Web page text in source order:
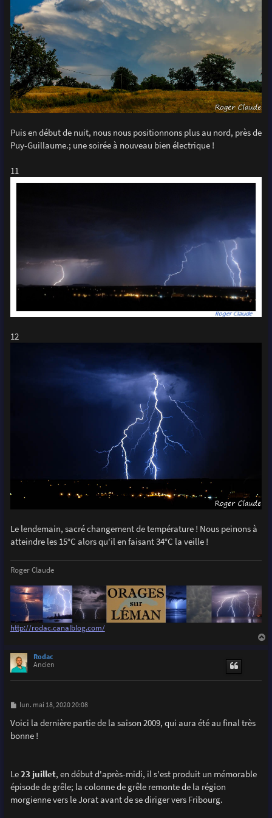
Puis en début de nuit, nous nous positionnons plus au nord, près de
Puy-Guillaume.; une soirée à nouveau bien électrique !
11
12
Le lendemain, sacré changement de température ! Nous peinons à
atteindre les 15°C alors qu'il en faisant 34°C la veille !
Roger Claude
http://rodac.canalblog.com/
Rodac
Ancien
M
s
s
a
lun. mai 18, 2020 20:08
Voici la dernière partie de la saison 2009, qui aura été au final très
bonne !
Le23 juillet, en début d'après-midi, il s'est produit un mémorable
épisode de grêle; la colonne de grêle remonte de la région
morgienne vers le Jorat avant de se diriger vers Fribourg.